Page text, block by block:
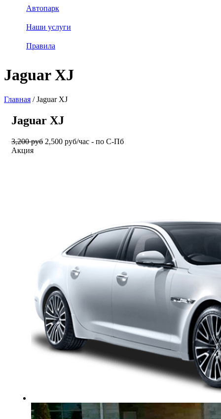
Автопарк
Наши услуги
Правила
Jaguar XJ
Главная / Jaguar XJ
Jaguar XJ
3,200 руб 2,500 руб/час - по С-Пб
Акция